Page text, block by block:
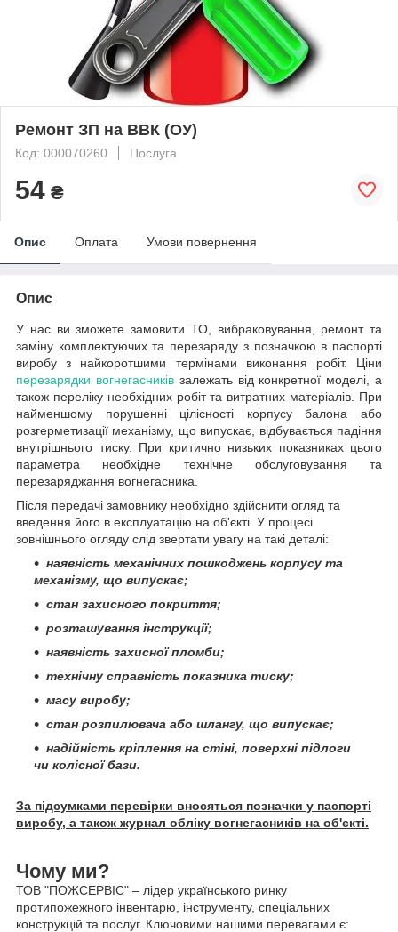
Ремонт ЗП на ВВК (ОУ)
Код: 000070260 Послуга
54 ₴
Опис Оплата Умови повернення
Опис
У нас ви зможете замовити ТО, вибраковування, ремонт та
заміну комплектуючих та перезаряду з позначкою в паспорті
виробу з найкоротшими термінами виконання робіт. Ціни
перезарядки вогнегасниківзалежать від конкретної моделі, а
також переліку необхідних робіт та витратних матеріалів. При
найменшому порушенні цілісності корпусу балона або
розгерметизації механізму, що випускає, відбувається падіння
внутрішнього тиску. При критично низьких показниках цього
параметра необхідне технічне обслуговування та
перезаряджання вогнегасника.
Після передачі замовнику необхідно здійснити огляд та
введення його в експлуатацію на об'єкті. У процесі
зовнішнього огляду слід звертати увагу на такі деталі:
наявність механічних пошкоджень корпусу та
механізму, що випускає;
стан захисного покриття;
розташування інструкції;
наявність захисної пломби;
технічну справність показника тиску;
масу виробу;
стан розпилювача або шлангу, що випускає;
надійність кріплення на стіні, поверхні підлоги
чи колісної бази.
За підсумками перевірки вносяться позначки у паспорті
виробу, а також журнал обліку вогнегасників на об'єкті.
Чому ми?
ТОВ "ПОЖСЕРВІС" – лідер українського ринку
протипожежного інвентарю, інструменту, спеціальних
конструкцій та послуг. Ключовими нашими перевагами є: